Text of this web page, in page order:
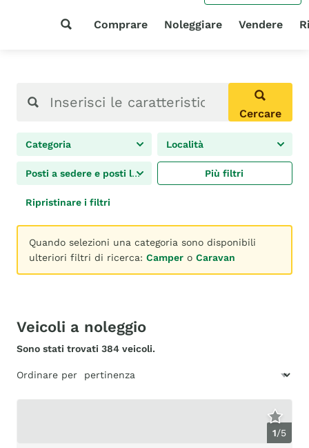
Comprare Noleggiare Vendere
Cercare
Categoria Località
Posti a sedere e posti letto Più filtri
Ripristinare i filtri
Quando selezioni una categoria sono disponibili
ulteriori filtri di ricerca: Camper o Caravan
Veicoli a noleggio
Sono stati trovati 384 veicoli.
Ordinare per
1/5